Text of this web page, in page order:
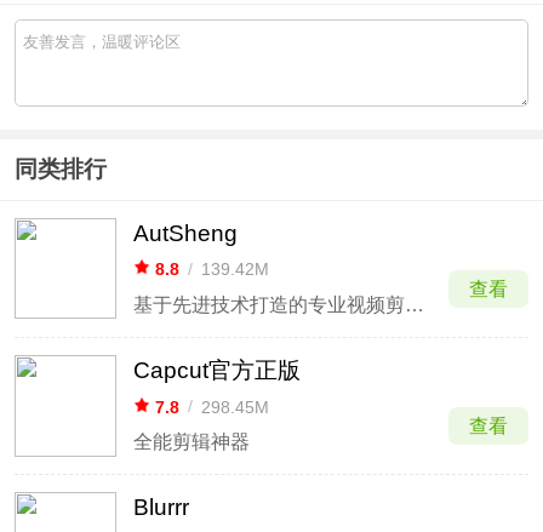
同类排行
AutSheng
8.8 / 139.42M
基于先进技术打造的专业视频剪辑软件
查看
Capcut官方正版
7.8 / 298.45M
全能剪辑神器
查看
Blurrr